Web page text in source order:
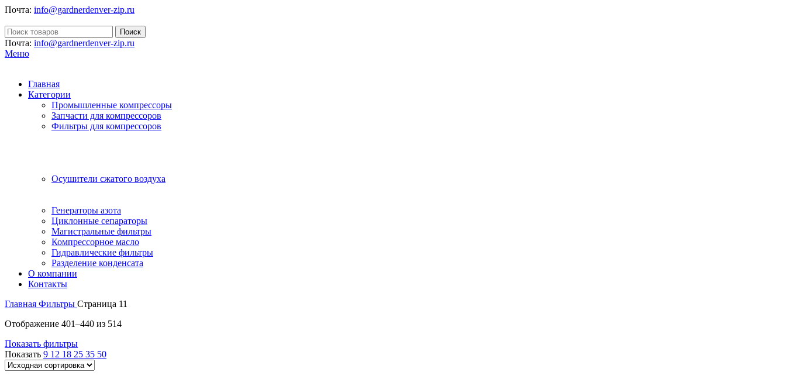
Почта: info@gardnerdenver-zip.ru
Поиск
Почта: info@gardnerdenver-zip.ru
Меню
Главная
Категории
Промышленные компрессоры
Запчасти для компрессоров
Фильтры для компрессоров
Осушители сжатого воздуха
Генераторы азота
Циклонные сепараторы
Магистральные фильтры
Компрессорное масло
Гидравлические фильтры
Разделение конденсата
О компании
Контакты
Главная Фильтры Страница 11
Отображение 401–440 из 514
Показать фильтры
Показать 9 12 18 25 35 50